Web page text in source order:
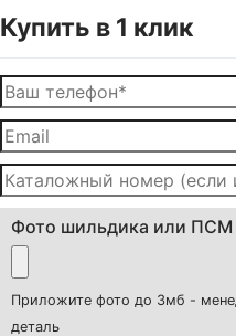
Купить в 1 клик
Фото шильдика или ПСМ
Приложите фото до 3мб -
деталь